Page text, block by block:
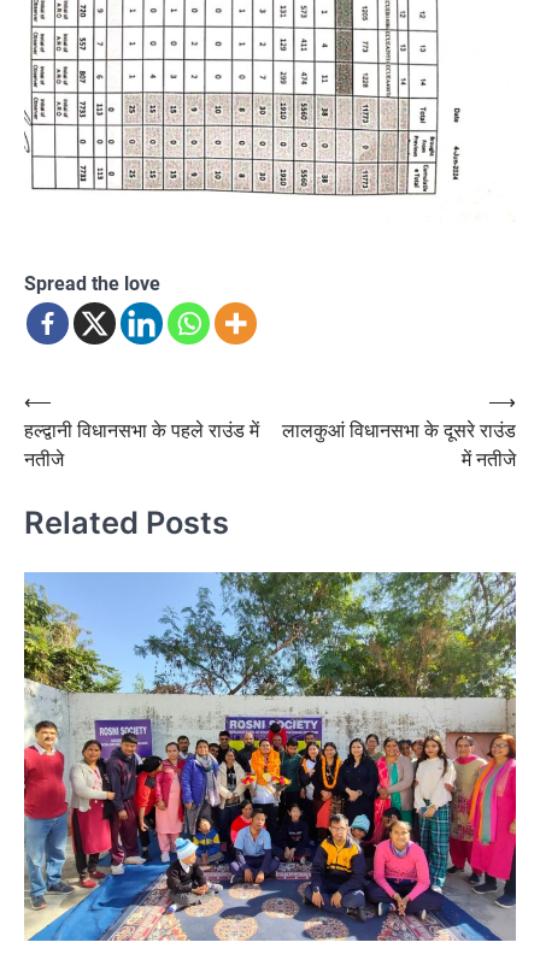
Spread the love
Post
navigation
⟵
हल्द्वानी विधानसभा के पहले राउंड में
नतीजे
लालकुआं विधानसभा के दूसरे राउंड
में नतीजे
⟶
Related Posts